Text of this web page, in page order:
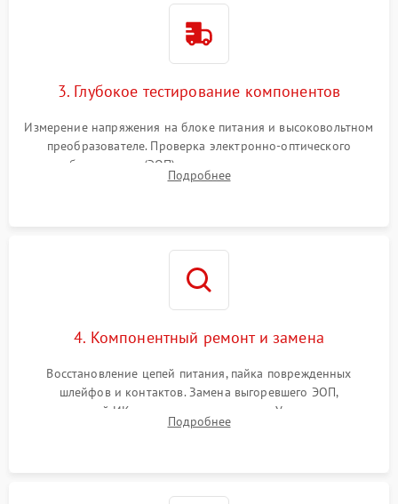
3. Глубокое тестирование компонентов
Измерение напряжения на блоке питания и высоковольтном
преобразователе. Проверка электронно-оптического
преобразователя (ЭОП) на стенде на предмет эмиссии,
шумов и засветок. Диагностика микросхем цифровых
Подробнее
4. Компонентный ремонт и замена
Восстановление цепей питания, пайка поврежденных
шлейфов и контактов. Замена выгоревшего ЭОП,
неисправной ИК-подсветки или матрицы. Ультразвуковая
очистка плат и удаление загрязнений с линз объектива и
Подробнее